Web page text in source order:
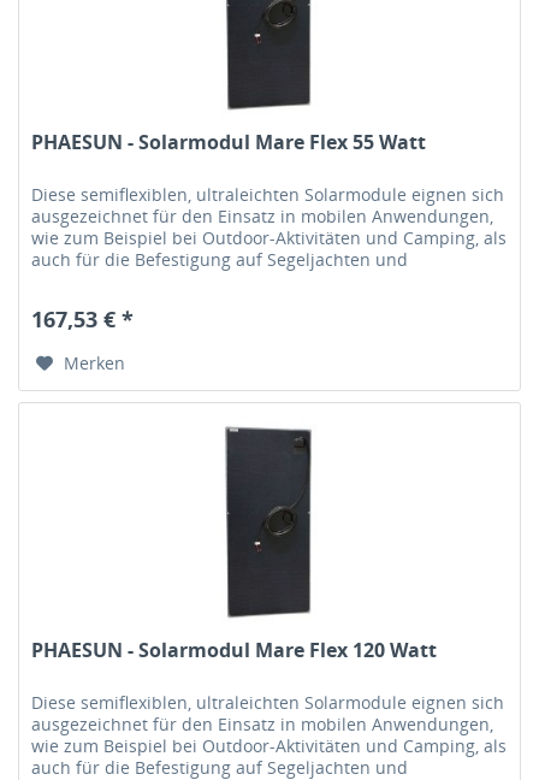
PHAESUN - Solarmodul Mare Flex 55 Watt
Diese semiflexiblen, ultraleichten Solarmodule eignen sich
ausgezeichnet für den Einsatz in mobilen Anwendungen,
wie zum Beispiel bei Outdoor-Aktivitäten und Camping, als
auch für die Befestigung auf Segeljachten und
167,53 € *
Merken
PHAESUN - Solarmodul Mare Flex 120 Watt
Diese semiflexiblen, ultraleichten Solarmodule eignen sich
ausgezeichnet für den Einsatz in mobilen Anwendungen,
wie zum Beispiel bei Outdoor-Aktivitäten und Camping, als
auch für die Befestigung auf Segeljachten und